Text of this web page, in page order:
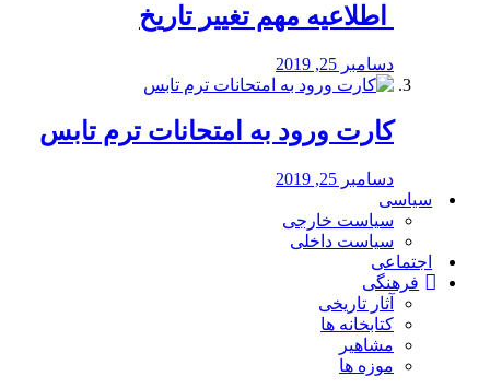
️ اطلاعیه مهم تغییر تاریخ
دسامبر 25, 2019
کارت ورود به امتحانات ترم تابس
دسامبر 25, 2019
سیاسی
سیاست خارجی
سیاست داخلی
اجتماعی
فرهنگی
آثار تاریخی
کتابخانه ها
مشاهیر
موزه ها